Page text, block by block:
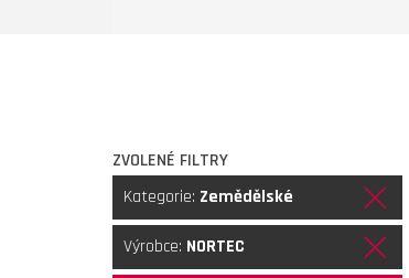
ZVOLENÉ FILTRY
Kategorie: Zemědělské
Výrobce: NORTEC